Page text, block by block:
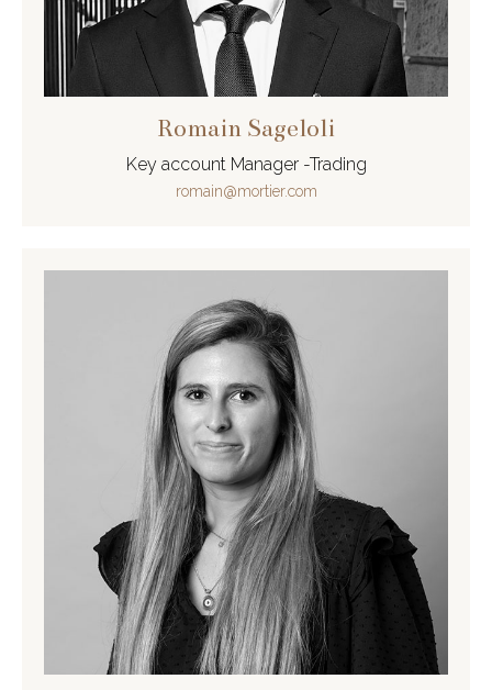
Romain Sageloli
Key account Manager -Trading
romain@mortier.com